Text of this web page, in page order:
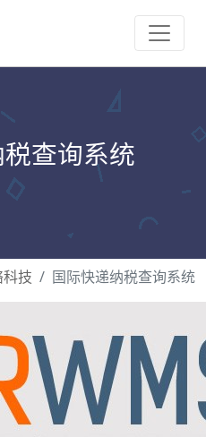
查询系统
技 国际快递纳税查询系统